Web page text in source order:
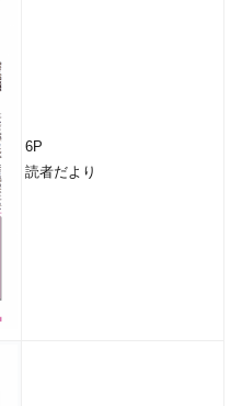
6P
読者だより